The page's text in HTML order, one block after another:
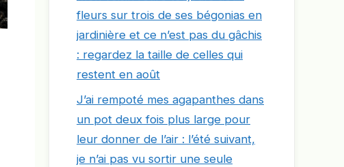
fleurs sur trois de ses bégonias en
jardinière et ce n’est pas du gâchis
: regardez la taille de celles qui
restent en août
J’ai rempoté mes agapanthes dans
un pot deux fois plus large pour
leur donner de l’air : l’été suivant,
je n’ai pas vu sortir une seule